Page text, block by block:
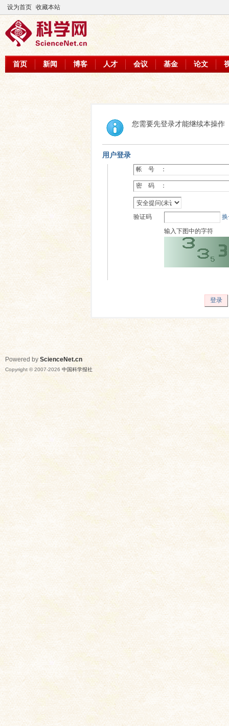
设为首页 收藏本站
首页 新闻 博客 人才 会议 基金 论文
您需要先登录才能继续本操作
用户登录
帐 号 ：
密 码 ：
验证码
输入下图中的字符
登录
Powered by ScienceNet.cn
Copyright © 2007-2026 中国科学报社